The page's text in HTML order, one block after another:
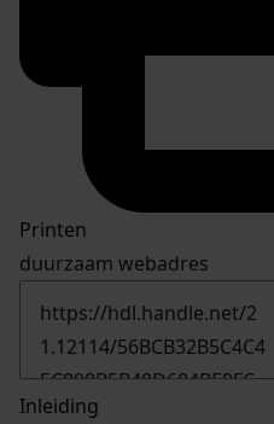
Printen
duurzaam webadres
Inleiding